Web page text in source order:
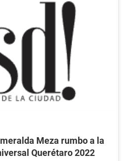
Meza rumbo a la
Querétaro 2022